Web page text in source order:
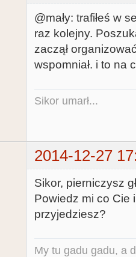
@mały: trafiłeś w
raz kolejny.
zaczął
wspomniał. i to na
Sikor umarł...
2014-12-27
Sikor, pierniczysz
Powiedz mi co Cie
przyjedziesz?
My tu gadu gadu, a